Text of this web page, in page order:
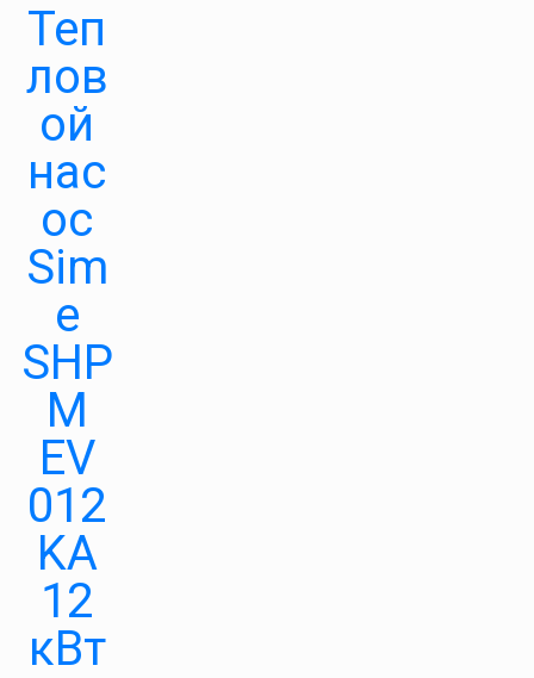
Теп
лов
ой
нас
ос
Sim
e
SHP
M
EV
012
KA
12
кВт